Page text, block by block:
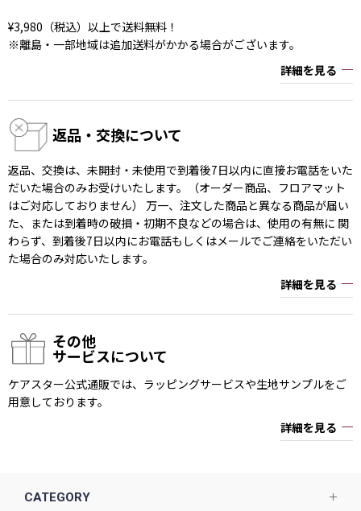
¥3,980（税込）以上で送料無料！
※離島・一部地域は追加送料がかかる場合がございます。
詳細を見る
返品・交換について
返品、交換は、未開封・未使用で到着後7日以内に直接お電話をいた
だいた場合のみお受けいたします。（オーダー商品、フロアマット
はご対応しておりません） 万一、注文した商品と異なる商品が届い
た、または到着時の破損・初期不良などの場合は、使用の有無に 関
わらず、到着後7日以内にお電話もしくはメールでご連絡をいただい
た場合のみ対応いたします。
詳細を見る
その他
サービスについて
ケアスター公式通販では、ラッピングサービスや生地サンプルをご
用意しております。
詳細を見る
CATEGORY